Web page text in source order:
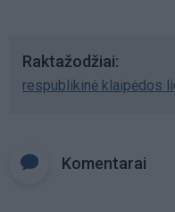
Raktažodžiai
respublikinė klaipėdos
Komentarai